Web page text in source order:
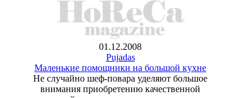
01.12.2008
Pujadas
Маленькие помощники на большой кухне
Не случайно шеф-повара уделяют большое
внимания приобретению качественной